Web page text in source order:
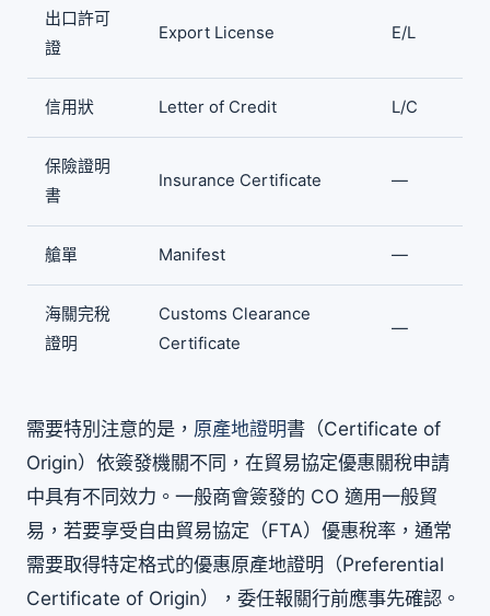
出口許可
證
Export License E/L
信用狀 Letter of Credit L/C
保險證明
書
Insurance Certificate —
艙單 Manifest —
海關完稅
證明
Customs Clearance
Certificate
—
需要特別注意的是， 原產地證明書（Certificate of
Origin）依簽發機關不同，在貿易協定優惠關稅申請
中具有不同效力。一般商會簽發的 CO 適用一般貿
易，若要享受自由貿易協定（FTA）優惠稅率，通常
需要取得特定格式的優惠原產地證明（Preferential
Certificate of Origin），委任報關行前應事先確認。